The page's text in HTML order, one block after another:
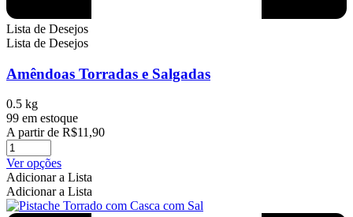
Lista de Desejos
Lista de Desejos
Amêndoas Torradas e Salgadas
0.5 kg
99 em estoque
A partir de R$11,90
Ver opçõesEste
produto
tem
várias
Adicionar a Lista
Adicionar a Lista